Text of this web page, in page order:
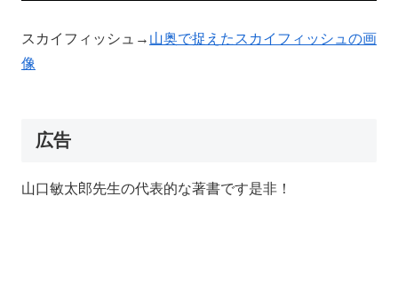
スカイフィッシュ→ 山奥で捉えたスカイフィッシュの画
像
広告
山口敏太郎先生の代表的な著書です是非！